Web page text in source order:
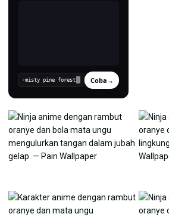
› Coba→